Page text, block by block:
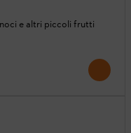
e altri piccoli frutti